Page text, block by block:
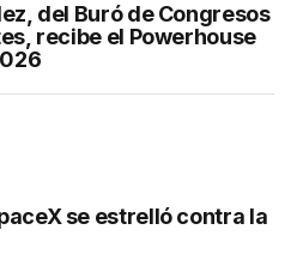
del Buró de Congresos
recibe el Powerhouse
se estrelló contra la